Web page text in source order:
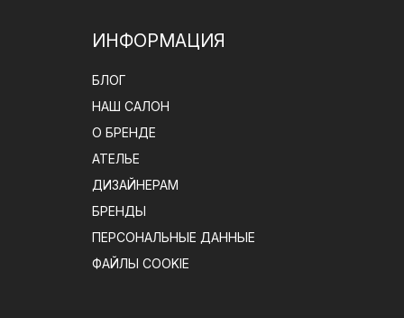
ИНФОРМАЦИЯ
БЛОГ
НАШ САЛОН
О БРЕНДЕ
АТЕЛЬЕ
ДИЗАЙНЕРАМ
БРЕНДЫ
ПЕРСОНАЛЬНЫЕ ДАННЫЕ
ФАЙЛЫ COOKIE